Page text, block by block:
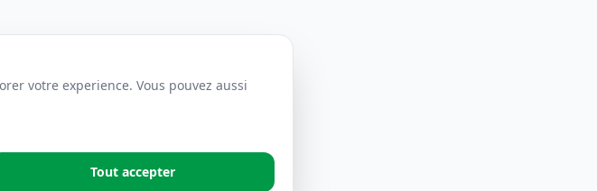
votre experience. Vous pouvez aussi
Tout accepter